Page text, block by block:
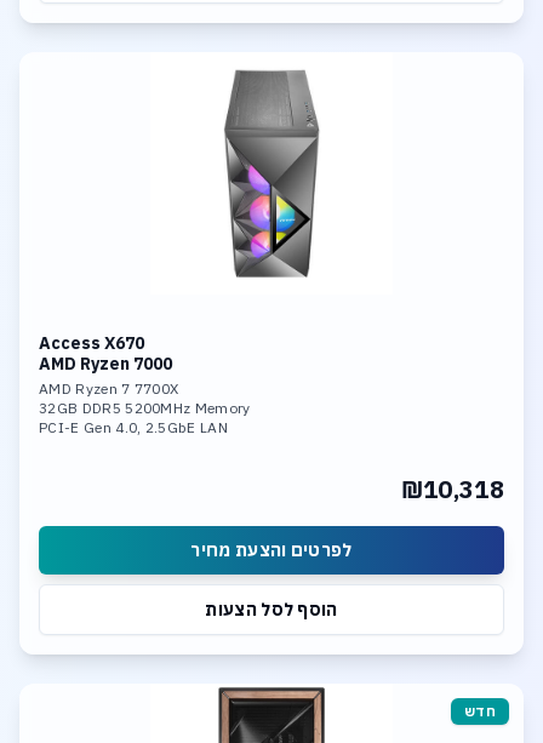
Access X670
AMD Ryzen 7000
AMD Ryzen 7 7700X
32GB DDR5 5200MHz Memory
PCI-E Gen 4.0, 2.5GbE LAN
₪10,318
לפרטים והצעת מחיר
הוסף לסל הצעות
חדש